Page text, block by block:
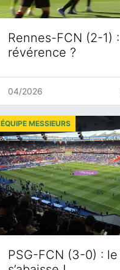
Rennes-FCN (2-1)
révérence ?
04/2026
PSG-FCN (3-0) :
ÉQUIPE MESSIEURS